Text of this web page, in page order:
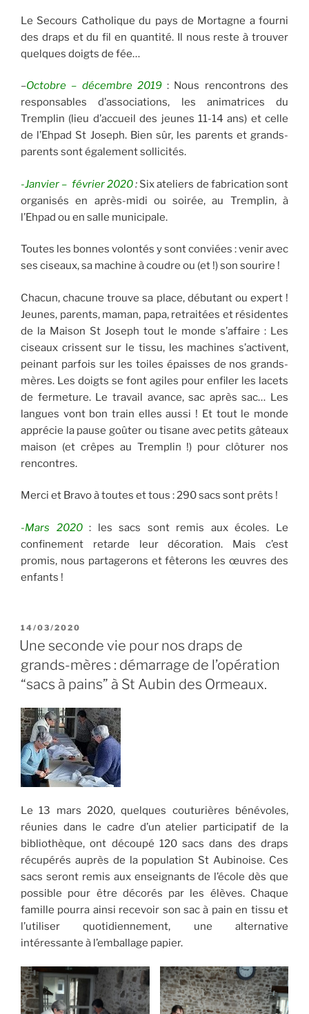
Le Secours Catholique du pays de Mortagne a fourni
des draps et du fil en quantité. Il nous reste à trouver
quelques doigts de fée…
–Octobre – décembre 2019 : Nous rencontrons des
responsables d’associations, les animatrices du
Tremplin (lieu d’accueil des jeunes 11-14 ans) et celle
de l’Ehpad St Joseph. Bien sûr, les parents et grands-
parents sont également sollicités.
-Janvier – février 2020: Six ateliers de fabrication sont
organisés en après-midi ou soirée, au Tremplin, à
l’Ehpad ou en salle municipale.
Toutes les bonnes volontés y sont conviées : venir avec
ses ciseaux, sa machine à coudre ou (et !) son sourire !
Chacun, chacune trouve sa place, débutant ou expert !
Jeunes, parents, maman, papa, retraitées et résidentes
de la Maison St Joseph tout le monde s’affaire : Les
ciseaux crissent sur le tissu, les machines s’activent,
peinant parfois sur les toiles épaisses de nos grands-
mères. Les doigts se font agiles pour enfiler les lacets
de fermeture. Le travail avance, sac après sac… Les
langues vont bon train elles aussi ! Et tout le monde
apprécie la pause goûter ou tisane avec petits gâteaux
maison (et crêpes au Tremplin !) pour clôturer nos
rencontres.
Merci et Bravo à toutes et tous : 290 sacs sont prêts !
-Mars 2020 : les sacs sont remis aux écoles. Le
confinement retarde leur décoration. Mais c’est
promis, nous partagerons et fêterons les œuvres des
enfants !
PUBLIÉ
LE
14/03/2020
Une seconde vie pour nos draps de
grands-mères : démarrage de l’opération
“sacs à pains” à St Aubin des Ormeaux.
Le 13 mars 2020, quelques couturières bénévoles,
réunies dans le cadre d’un atelier participatif de la
bibliothèque, ont découpé 120 sacs dans des draps
récupérés auprès de la population St Aubinoise. Ces
sacs seront remis aux enseignants de l’école dès que
possible pour être décorés par les élèves. Chaque
famille pourra ainsi recevoir son sac à pain en tissu et
l’utiliser quotidiennement, une alternative
intéressante à l’emballage papier.